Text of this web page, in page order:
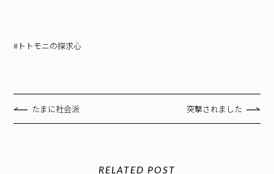
#トトモニの探求心
たまに社会派 突撃されました
RELATED POST